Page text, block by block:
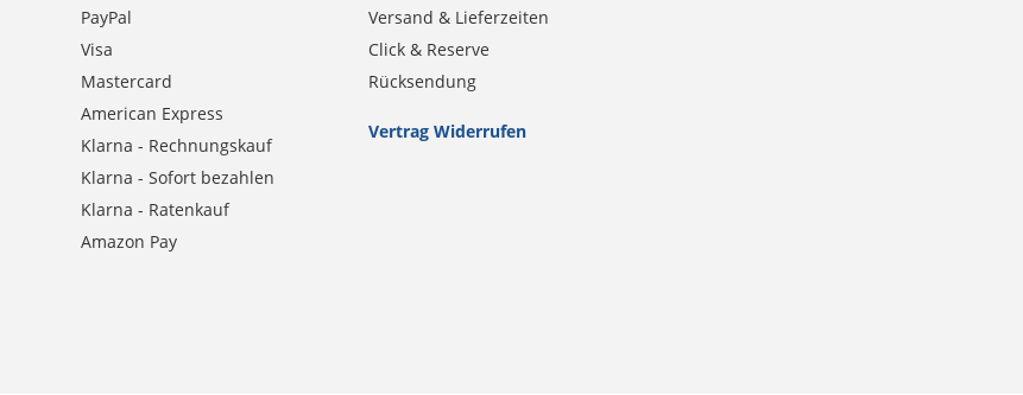
PayPal
Visa
Mastercard
American Express
Klarna - Rechnungskauf
Klarna - Sofort bezahlen
Klarna - Ratenkauf
Amazon Pay
Versand & Lieferzeiten
Click & Reserve
Rücksendung
Vertrag Widerrufen